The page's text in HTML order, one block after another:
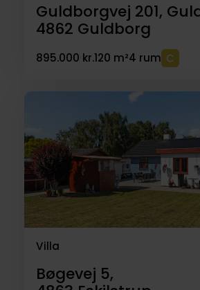
Guldborgvej 201,
4862 Guldborg
895.000 kr.120 m²4 rum
Villa
Bøgevej 5,